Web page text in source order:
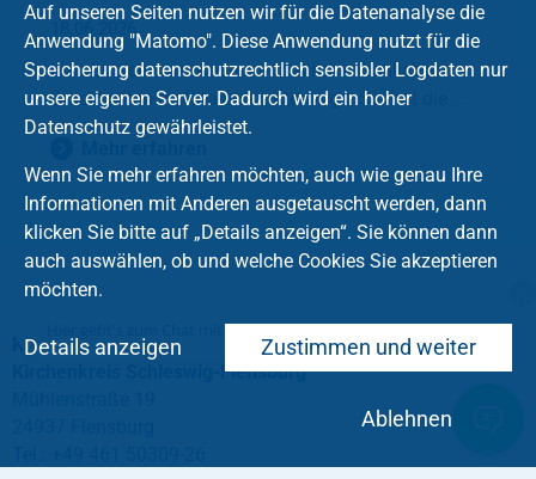
18.06.2026
Lisa Lützen war wieder einmal mit erfreulichen
Botschaften im Kitawerk unterwegs: Sie hat die …
Kindertagesstättenwerk im Evangelisch-Lutherischen
Kirchenkreis Schleswig-Flensburg
Auf unseren Seiten nutzen wir für die Datenanalyse die
Anwendung "Matomo". Diese Anwendung nutzt für die
Speicherung datenschutzrechtlich sensibler Logdaten nur
unsere eigenen Server. Dadurch wird ein hoher
Datenschutz gewährleistet.
Wenn Sie mehr erfahren möchten, auch wie genau Ihre
Informationen mit Anderen ausgetauscht werden, dann
klicken Sie bitte auf „Details anzeigen“. Sie können dann
auch auswählen, ob und welche Cookies Sie akzeptieren
möchten.
Zustimmen und weiter
Details anzeigen
Ablehnen
Hier geht's zum Chat mit dem Team des Kirchenkreises